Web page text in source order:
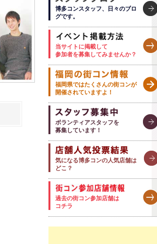
博多コンスタッフ、日々のブロ
グです。
当サイトに掲載して
参加者を募集してみませんか？
福岡県ではたくさんの街コンが
開催されていますよ！
ボランティアスタッフを
募集しています！
気になる博多コンの人気店舗は
どこ？
過去の街コン参加店舗は
コチラ